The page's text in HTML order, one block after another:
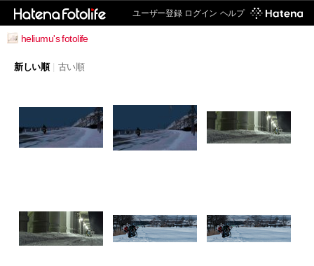
ユーザー登録 ログイン ヘルプ
heliumu's fotolife
新しい順 古い順